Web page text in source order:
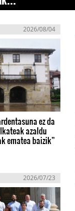
2026/08/04
ez da
azaldu
ematea baizik”
2026/07/23